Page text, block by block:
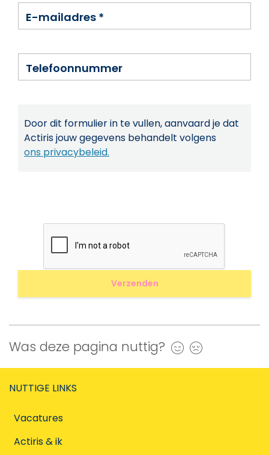
E-mailadres *
Telefoonnummer
Door dit formulier in te vullen, aanvaard je dat
Actiris jouw gegevens behandelt volgens
ons privacybeleid.
Was deze pagina nuttig? Ja
NUTTIGE LINKS
Vacatures
Actiris & ik